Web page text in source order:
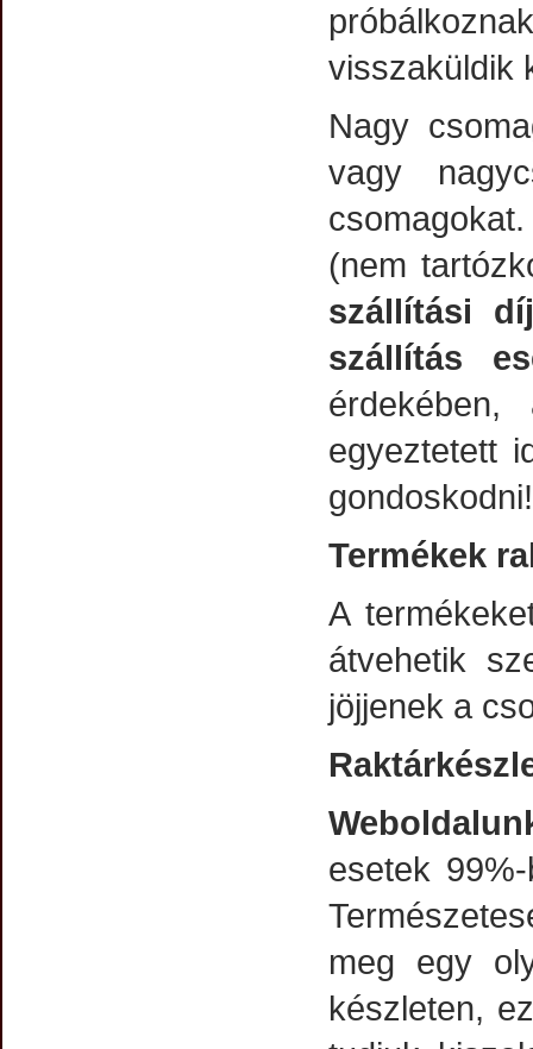
visszaküldik
Nagy
vagy
(nem
szállítási
szállítás
egyeztetett
gondoskodni!
Termékek
A
átvehetik
jöjjenek a
esetek
meg egy
készleten,